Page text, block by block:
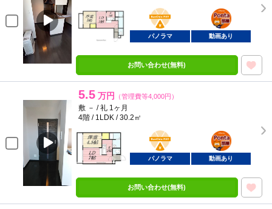
BunChinPAY
ポンタ
部屋
パノラマ 動画あり
お問い合わせ(無料)
5.5 万円 （管理費等4,000円）
敷 － / 礼 1ヶ月
4階 / 1LDK / 30.2㎡
BunChinPAY
ポンタ
部屋
パノラマ 動画あり
お問い合わせ(無料)